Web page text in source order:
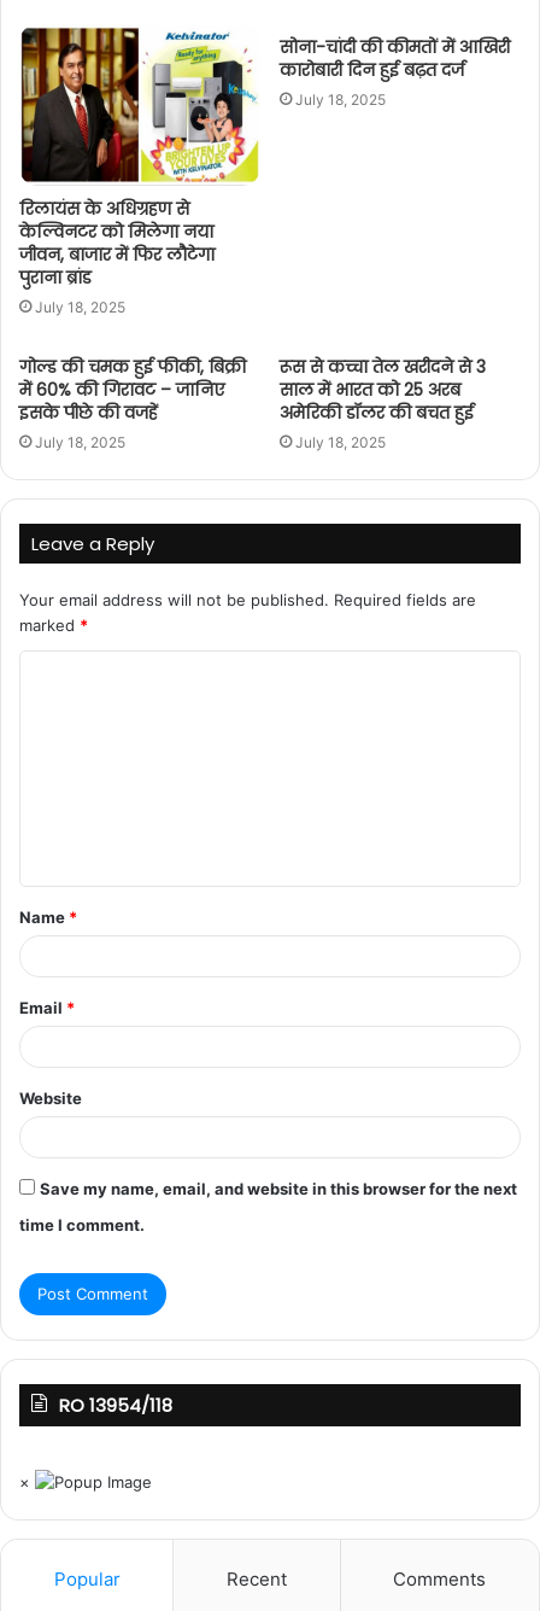
रिलायंस के अधिग्रहण से
केल्विनटर को मिलेगा नया
जीवन, बाजार में फिर लौटेगा
पुराना ब्रांड
July 18, 2025
सोना-चांदी की कीमतों में आखिरी
कारोबारी दिन हुई बढ़त दर्ज
July 18, 2025
गोल्ड की चमक हुई फीकी, बिक्री
में 60% की गिरावट – जानिए
इसके पीछे की वजहें
July 18, 2025
रूस से कच्चा तेल खरीदने से 3
साल में भारत को 25 अरब
अमेरिकी डॉलर की बचत हुई
July 18, 2025
Leave a Reply
Your email address will not be published. Required fields are
marked *
Name *
Email *
Website
Save my name, email, and website in this browser for the next
time I comment.
RO 13954/118
×
Popular Recent Comments